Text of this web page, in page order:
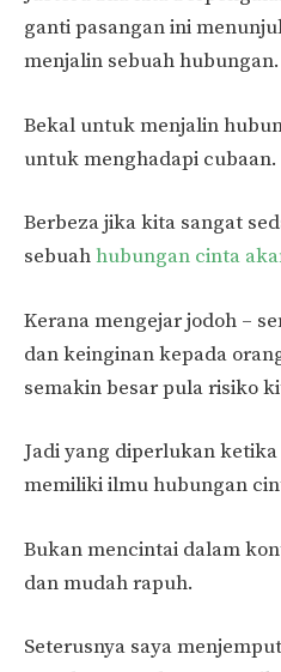
ganti pasangan ini
menjalin sebuah hubungan.
Bekal untuk menjalin
untuk menghadapi cubaan.
Berbeza jika kita sangat
sebuahhubungan cinta
Kerana mengejar jodoh –
dan keinginan kepada
semakin besar pula risiko
Jadi yang diperlukan
memiliki ilmu hubungan
Bukan mencintai dalam
dan mudah rapuh.
Seterusnya saya